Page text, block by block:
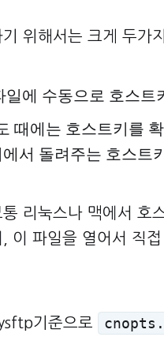
위해서는 크게 두가
일에 수동으로 호스트
때에는 호스트키를
서 돌려주는 호스트
통 리눅스나 맥에서
이 파일을 열어서 직
기준으로